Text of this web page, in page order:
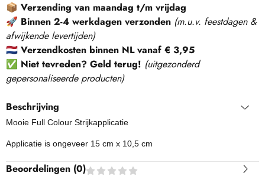
📦 Verzending van maandag t/m vrijdag
🚀 Binnen 2-4 werkdagen verzonden (m.u.v. feestdagen &
afwijkende levertijden)
🇳🇱 Verzendkosten binnen NL vanaf € 3,95
✅ Niet tevreden? Geld terug! (uitgezonderd
gepersonaliseerde producten)
Beschrijving
Mooie Full Colour Strijkapplicatie
Applicatie is ongeveer 15 cm x 10,5 cm
Beoordelingen (0)